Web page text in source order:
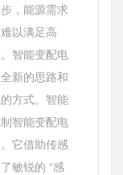
，能源需求
以满足高
智能变配电
新的思路和
方式。智能
智能变配电
它借助传感
敏锐的 “感